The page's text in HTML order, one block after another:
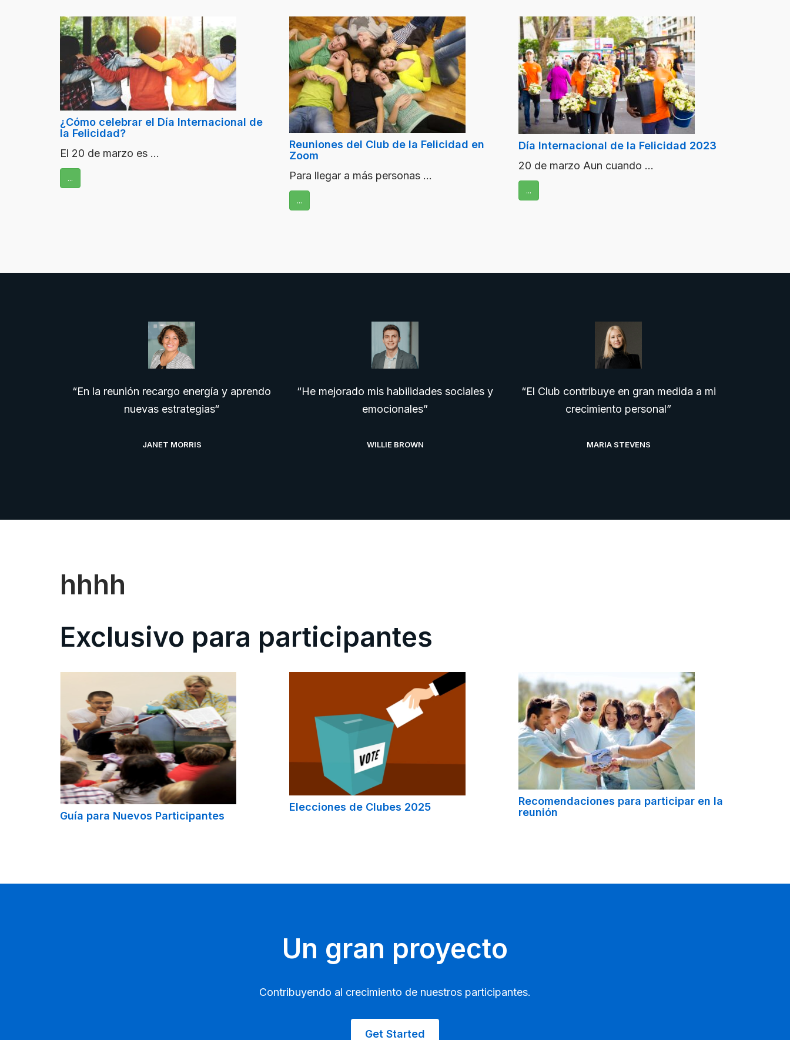
¿Cómo celebrar el Día Internacional de
la Felicidad?
El 20 de marzo es ...
...
Reuniones del Club de la Felicidad en
Zoom
Para llegar a más personas ...
...
Día Internacional de la Felicidad 2023
20 de marzo Aun cuando ...
...
“En la reunión recargo energía y aprendo
nuevas estrategias“
JANET MORRIS
“He mejorado mis habilidades sociales y
emocionales”
WILLIE BROWN
“El Club contribuye en gran medida a mi
crecimiento personal”
MARIA STEVENS
hhhh
Exclusivo para participantes
Guía para Nuevos Participantes
Elecciones de Clubes 2025
Recomendaciones para participar en la
reunión
Un gran proyecto
Contribuyendo al crecimiento de nuestros participantes.
Get Started